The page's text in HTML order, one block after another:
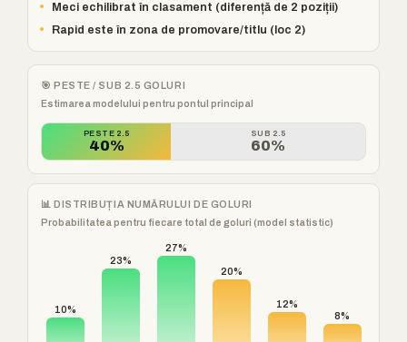
•
Meci echilibrat în clasament (diferență de 2 poziții)
•
Rapid este în zona de promovare/titlu (loc 2)
🎯 PESTE / SUB 2.5 GOLURI
Estimarea modelului pentru pontul principal
PESTE 2.5
40%
SUB 2.5
60%
📊 DISTRIBUȚIA NUMĂRULUI DE GOLURI
Probabilitatea pentru fiecare total de goluri (model statistic)
10%
23%
27%
20%
12%
8%